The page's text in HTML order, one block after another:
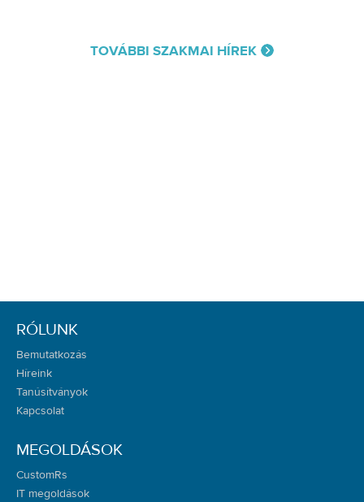
TOVÁBBI SZAKMAI HÍREK
RÓLUNK
Bemutatkozás
Híreink
Tanúsítványok
Kapcsolat
MEGOLDÁSOK
CustomRs
IT megoldások